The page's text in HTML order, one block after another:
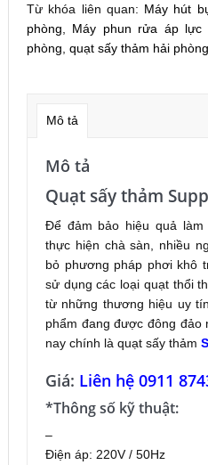
Từ khóa liên quan: Máy hút
phòng
Máy phun rửa áp lực
phòng quạt sấy thảm hải phòng
Mô tả
Mô tả
Quạt sấy thảm
Để đảm bảo hiệu quả
thực hiện chà sàn, nhiều
bỏ phương pháp phơi khô
sử dụng các loại quạt thổi
từ những thương hiệu uy
phẩm đang được đông đảo
nay chính là quạt sấy thảm
Giá: Liên hệ 0911
*Thông số kỹ thuật:
–
Điện áp: 220V / 50Hz